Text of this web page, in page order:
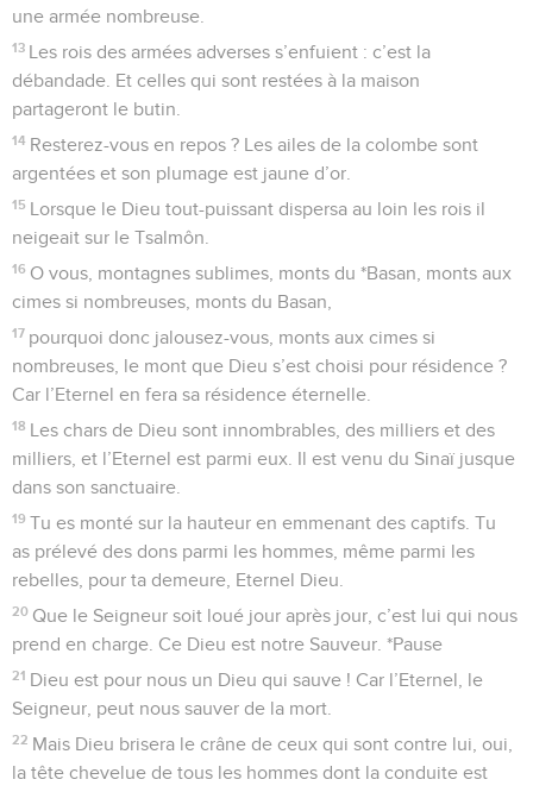
une armée nombreuse.
13 Les rois des armées adverses s’enfuient : c’est la
débandade. Et celles qui sont restées à la maison
partageront le butin.
14 Resterez-vous en repos ? Les ailes de la colombe sont
argentées et son plumage est jaune d’or.
15 Lorsque le Dieu tout-puissant dispersa au loin les rois il
neigeait sur le Tsalmôn.
16 O vous, montagnes sublimes, monts du *Basan, monts aux
cimes si nombreuses, monts du Basan,
17 pourquoi donc jalousez-vous, monts aux cimes si
nombreuses, le mont que Dieu s’est choisi pour résidence ?
Car l’Eternel en fera sa résidence éternelle.
18 Les chars de Dieu sont innombrables, des milliers et des
milliers, et l’Eternel est parmi eux. Il est venu du Sinaï jusque
dans son sanctuaire.
19 Tu es monté sur la hauteur en emmenant des captifs. Tu
as prélevé des dons parmi les hommes, même parmi les
rebelles, pour ta demeure, Eternel Dieu.
20 Que le Seigneur soit loué jour après jour, c’est lui qui nous
prend en charge. Ce Dieu est notre Sauveur. *Pause
21 Dieu est pour nous un Dieu qui sauve ! Car l’Eternel, le
Seigneur, peut nous sauver de la mort.
22 Mais Dieu brisera le crâne de ceux qui sont contre lui, oui,
la tête chevelue de tous les hommes dont la conduite est